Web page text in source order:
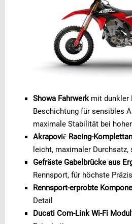
Showa Fahrwerk mit dunkler
Beschichtung für sensibles
maximale Stabilität bei
Akrapovič Racing-
leicht, maximaler Durchsatz,
Gefräste Gabelbrücke aus
Rennsport, für höchste
Rennsport-erprobte
Detail
Ducati Com-Link Wi-Fi Modul